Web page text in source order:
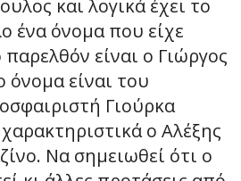
και λογικά έχει το
ένα όνομα που είχε
είναι ο Γιώργος
όνομα είναι του
Γιούρκα
ο Αλέξης
Να σημειωθεί ότι ο